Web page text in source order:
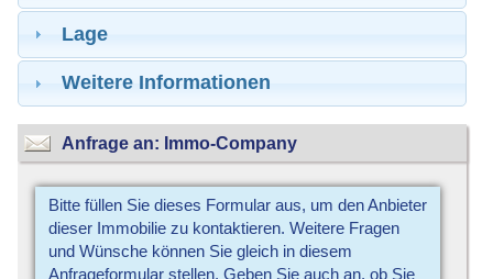
Lage
Weitere Informationen
Anfrage an: Immo-Company
Bitte füllen Sie dieses Formular aus, um den Anbieter
dieser Immobilie zu kontaktieren. Weitere Fragen
und Wünsche können Sie gleich in diesem
Anfrageformular stellen. Geben Sie auch an, ob Sie